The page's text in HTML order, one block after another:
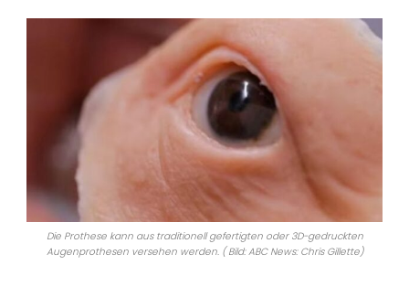
Die Prothese kann aus traditionell gefertigten oder 3D-gedruckten
Augenprothesen versehen werden. ( Bild: ABC News: Chris Gillette)